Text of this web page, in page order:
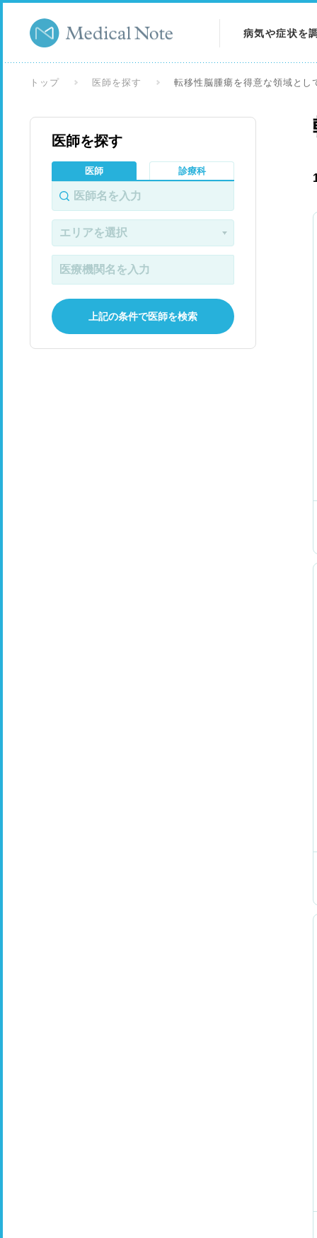
病気や症状を
トップ 医師を探す 転移性脳腫瘍を得意な領域とし
医師を探す
医師 診療科
上記の条件で医師を検索